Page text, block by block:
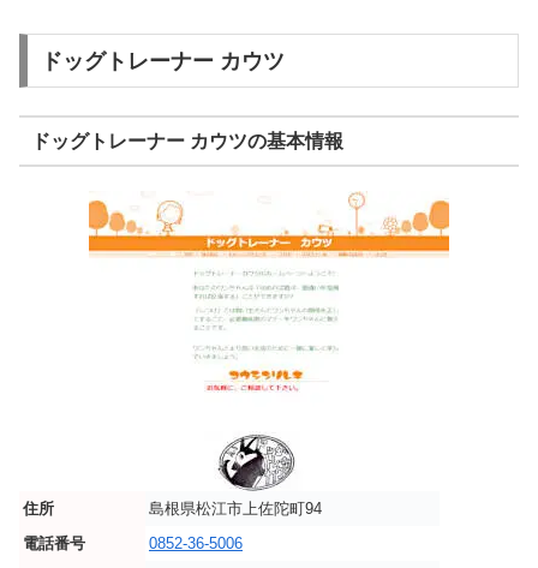
ドッグトレーナー カウツ
ドッグトレーナー カウツの基本情報
住所
島根県松江市上佐陀町94
電話番号
0852-36-5006